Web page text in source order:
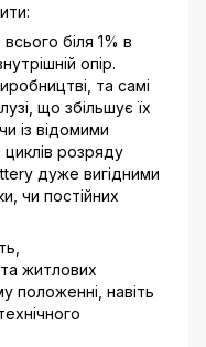
біля 1% в
опір.
та самі
що збільшує їх
із відомими
циклів розряду
дуже вигідними
чи постійних
житлових
положенні, навіть